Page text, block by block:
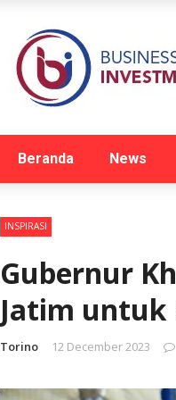
Beranda News
INSPIRASI
Gubernur
Jatim untuk
Torino 12 December 2023